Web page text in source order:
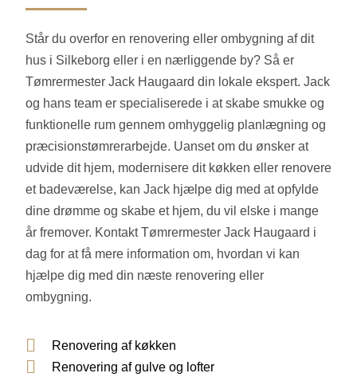
Står du overfor en renovering eller ombygning af dit
hus i Silkeborg eller i en nærliggende by? Så er
Tømrermester Jack Haugaard din lokale ekspert. Jack
og hans team er specialiserede i at skabe smukke og
funktionelle rum gennem omhyggelig planlægning og
præcisionstømrerarbejde. Uanset om du ønsker at
udvide dit hjem, modernisere dit køkken eller renovere
et badeværelse, kan Jack hjælpe dig med at opfylde
dine drømme og skabe et hjem, du vil elske i mange
år fremover. Kontakt Tømrermester Jack Haugaard i
dag for at få mere information om, hvordan vi kan
hjælpe dig med din næste renovering eller
ombygning.
Renovering af køkken
Renovering af gulve og lofter